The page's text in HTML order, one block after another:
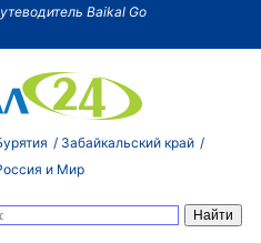
Baikal Go
Забайкальский край
и Мир